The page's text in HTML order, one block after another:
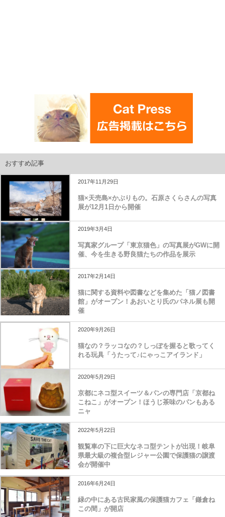
おすすめ記事
2017年11月29日
猫×天売島×かぶりもの。石原さくらさんの写真
展が12月1日から開催
2019年3月4日
写真家グループ「東京猫色」の写真展がGWに開
催、今を生きる野良猫たちの作品を展示
2017年2月14日
猫に関する資料や図書などを集めた「猫ノ図書
館」がオープン！あおいとり氏のパネル展も開
催
2020年9月26日
猫なの？ラッコなの？しっぽを握ると歌ってく
れる玩具「うたって♪にゃっこアイランド」
2020年5月29日
京都にネコ型スイーツ＆パンの専門店「京都ね
こねこ」がオープン！ほうじ茶味のパンもある
ニャ
2022年5月22日
観覧車の下に巨大なネコ型テントが出現！岐阜
県最大級の複合型レジャー公園で保護猫の譲渡
会が開催中
2016年6月24日
緑の中にある古民家風の保護猫カフェ「鎌倉ね
この間」が開店